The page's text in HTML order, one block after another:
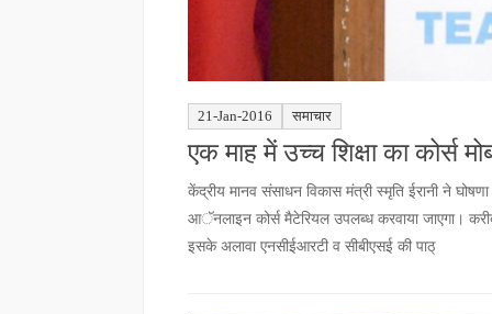
21-Jan-2016 समाचार
एक माह में उच्च शिक्षा का कोर्स
केंद्रीय मानव संसाधन विकास मंत्री स्मृति ईरानी ने
आॅनलाइन कोर्स मैटेरियल उपलब्ध करवाया जाएगा।
इसके अलावा एनसीईआरटी व सीबीएसई की पाठ्